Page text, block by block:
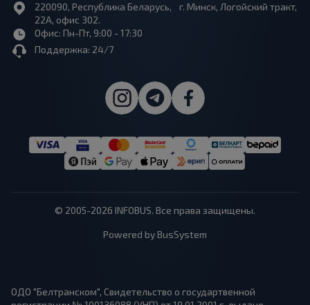
220090, Республика Беларусь, г. Минск, Логойский тракт,
22А, офис 302.
Офис: Пн-Пт, 9:00 - 17:30
Поддержка: 24/7
© 2005-2026 INFOBUS. Все права защищены.
Powered by BusSystem
ОДО "Белтранском", Свидетельство о государтвенной